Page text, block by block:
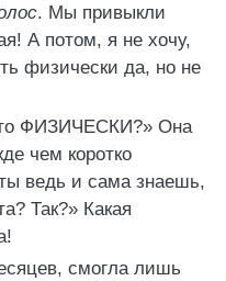
. Мы привыкли
А потом, я не хочу,
физически да, но не
ФИЗИЧЕСКИ?» Она
чем коротко
ведь и сама знаешь,
Так?» Какая
смогла лишь